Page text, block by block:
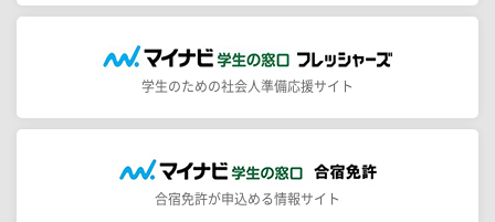
学生のための社会人準備応援サイト
合宿免許が申込める情報サイト